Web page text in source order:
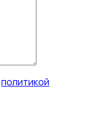
политикой